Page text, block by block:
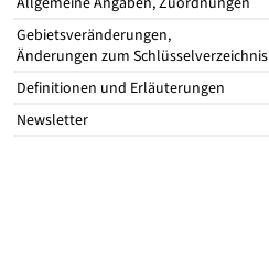
Gebietsveränderungen,
Änderungen zum Schlüsselverzeichnis
Definitionen und Erläuterungen
Newsletter